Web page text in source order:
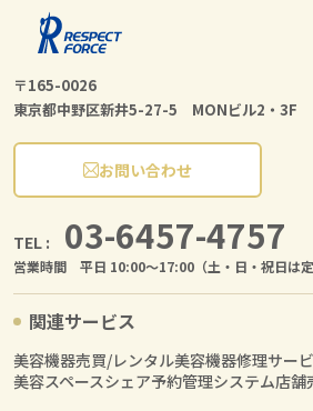
〒165-0026
東京都中野区新井5-27-5 MONビル2・3F
お問い合わせ
TEL : 03-6457-4757
営業時間 平日 10:00〜17:00（土・日・祝日は定
関連サービス
美容機器売買/レンタル美容機器修理サー
美容スペースシェア予約管理システム店舗